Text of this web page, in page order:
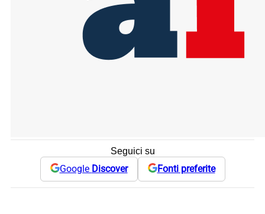
Seguici su
Google Discover Fonti preferite